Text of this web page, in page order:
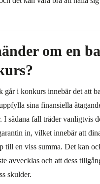
om en
går i konkurs innebär det att
sina finansiella
I sådana fall träder vanligtvis
in, vilket innebär att
till en viss summa. Det kan
avvecklas och att dess
skulder.